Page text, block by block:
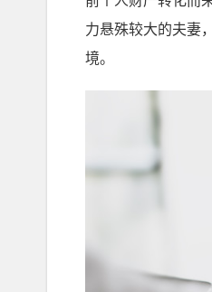
力悬殊较大的夫妻
境。